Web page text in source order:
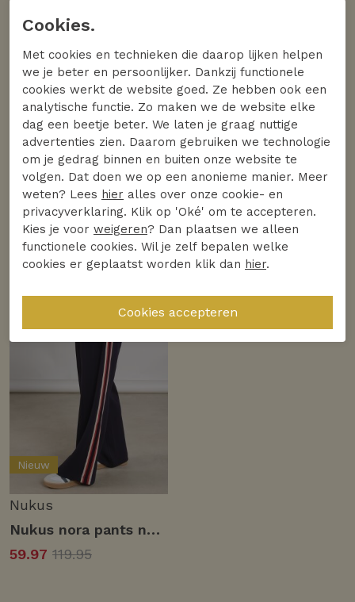
Nieuw
Nukus
Nukus nora pants nks09042 Broek navy
59.97 119.95
Cookies.
Met cookies en technieken die daarop lijken helpen
we je beter en persoonlijker. Dankzij functionele
cookies werkt de website goed. Ze hebben ook een
analytische functie. Zo maken we de website elke
dag een beetje beter. We laten je graag nuttige
advertenties zien. Daarom gebruiken we technologie
om je gedrag binnen en buiten onze website te
volgen. Dat doen we op een anonieme manier. Meer
weten? Lees hier alles over onze cookie- en
privacyverklaring. Klik op 'Oké' om te accepteren.
Kies je voor weigeren? Dan plaatsen we alleen
functionele cookies. Wil je zelf bepalen welke
cookies er geplaatst worden klik dan hier.